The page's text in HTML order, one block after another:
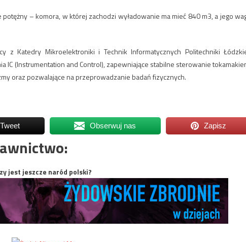
– komora, w której zachodzi wyładowanie ma mieć 840 m3, a jego
z Katedry Mikroelektroniki i Technik Informatycznych Politechniki
(Instrumentation and Control), zapewniające stabilne sterowanie
oraz pozwalające na przeprowadzanie badań fizycznych.
Tweet Obserwuj nas Zapisz
jest jeszcze naród polski?